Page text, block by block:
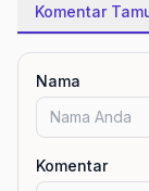
Komentar
Nama
Komentar